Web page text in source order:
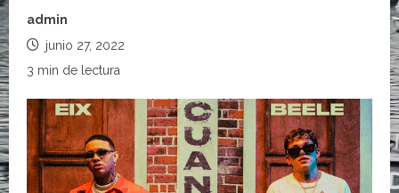
admin
junio 27, 2022
3 min de lectura